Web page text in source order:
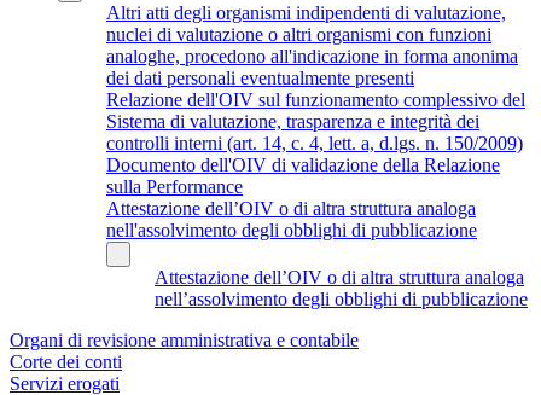
Altri atti degli organismi indipendenti di valutazione,
nuclei di valutazione o altri organismi con funzioni
analoghe, procedono all'indicazione in forma anonima
dei dati personali eventualmente presenti
Relazione dell'OIV sul funzionamento complessivo del
Sistema di valutazione, trasparenza e integrità dei
controlli interni (art. 14, c. 4, lett. a, d.lgs. n. 150/2009)
Documento dell'OIV di validazione della Relazione
sulla Performance
Attestazione dell’OIV o di altra struttura analoga
nell'assolvimento degli obblighi di pubblicazione
Attestazione dell’OIV o di altra struttura analoga
nell’assolvimento degli obblighi di pubblicazione
Organi di revisione amministrativa e contabile
Corte dei conti
Servizi erogati